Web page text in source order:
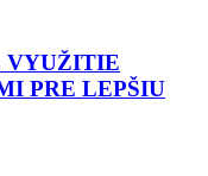
VYUŽITIE
PRE LEPŠIU